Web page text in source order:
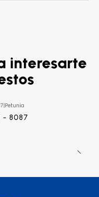
interesarte
|Petunia
- 8087